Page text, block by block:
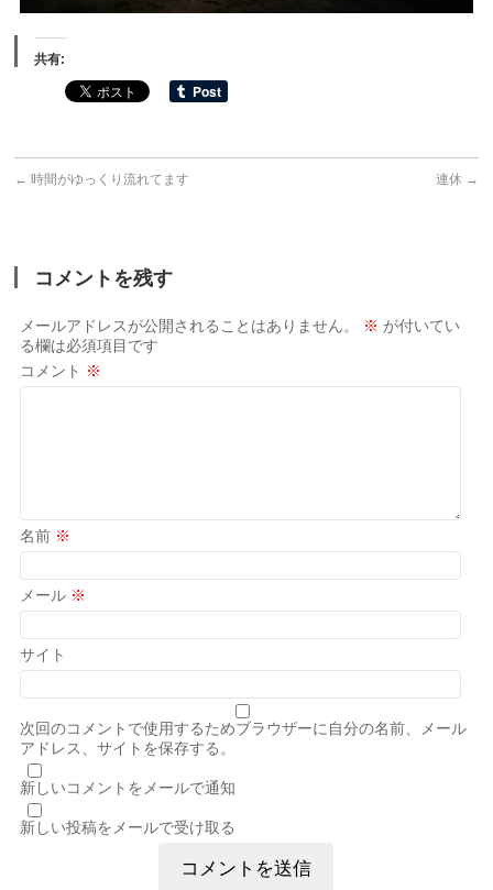
共有:
← 時間がゆっくり流れてます 連休 →
コメントを残す
メールアドレスが公開されることはありません。 ※ が付いてい
る欄は必須項目です
コメント ※
名前 ※
メール ※
サイト
次回のコメントで使用するためブラウザーに自分の名前、メール
アドレス、サイトを保存する。
新しいコメントをメールで通知
新しい投稿をメールで受け取る